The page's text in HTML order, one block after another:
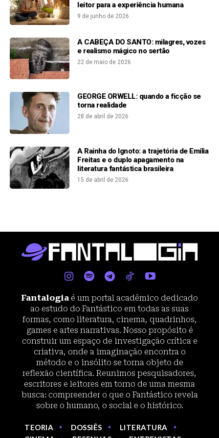
leitor para a experiência humana
9 de junho de 2026
A CABEÇA DO SANTO: milagres, vozes
e realismo mágico no sertão
22 de maio de 2026
GEORGE ORWELL: quando a ficção se
torna realidade
28 de abril de 2026
A Rainha do Ignoto: a trajetória de Emília
Freitas e o duplo apagamento na
literatura fantástica brasileira
15 de abril de 2026
Fantalogia é um portal acadêmico dedicado
ao estudo do Fantástico em todas as suas
formas, como literatura, cinema, quadrinhos,
games e artes narrativas. Nosso propósito é
construir um espaço de investigação crítica e
criativa, onde a imaginação encontra o
método e o insólito se torna objeto de
reflexão científica. Reunimos pesquisadores,
escritores e leitores em torno de uma mesma
busca: compreender o que o Fantástico revela
sobre o humano, o social e o histórico.
TEORIA DOSSIÊS
LITERATURA